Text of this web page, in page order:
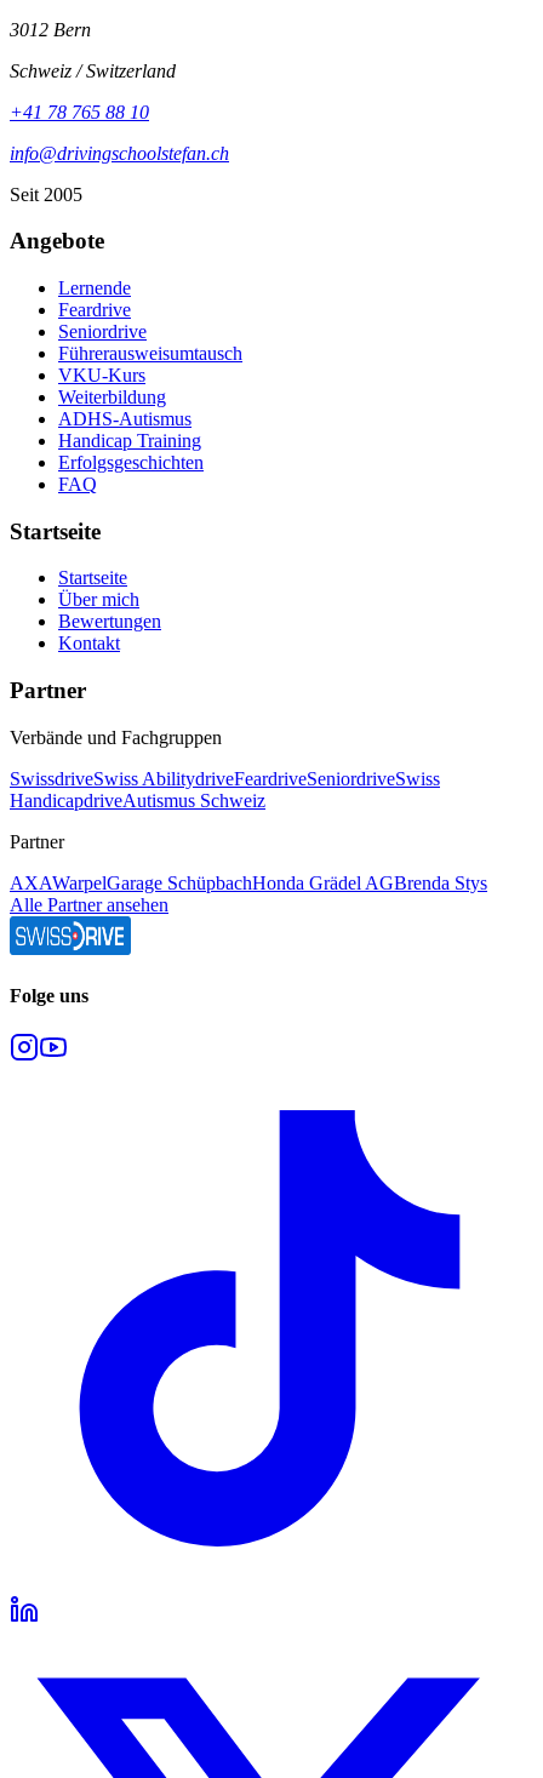
3012 Bern
Schweiz / Switzerland
+41 78 765 88 10
info@drivingschoolstefan.ch
Seit 2005
Angebote
Lernende
Feardrive
Seniordrive
Führerausweisumtausch
VKU-Kurs
Weiterbildung
ADHS-Autismus
Handicap Training
Erfolgsgeschichten
FAQ
Startseite
Startseite
Über mich
Bewertungen
Kontakt
Partner
Verbände und Fachgruppen
SwissdriveSwiss AbilitydriveFeardriveSeniordriveSwiss
HandicapdriveAutismus Schweiz
Partner
AXAWarpelGarage SchüpbachHonda Grädel AGBrenda Stys
Alle Partner ansehen
Folge uns